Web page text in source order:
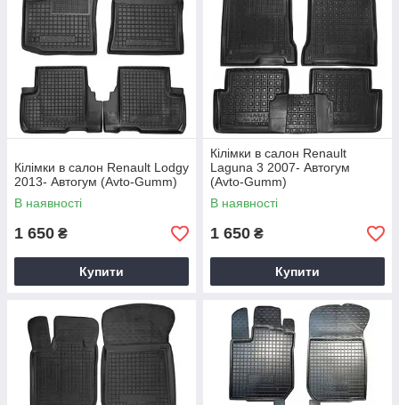
Кілімки в салон Renault Lodgy
2013- Автогум (Avto-Gumm)
В наявності
1 650 ₴
Купити
Кілімки в салон Renault
Laguna 3 2007- Автогум
(Avto-Gumm)
В наявності
1 650 ₴
Купити